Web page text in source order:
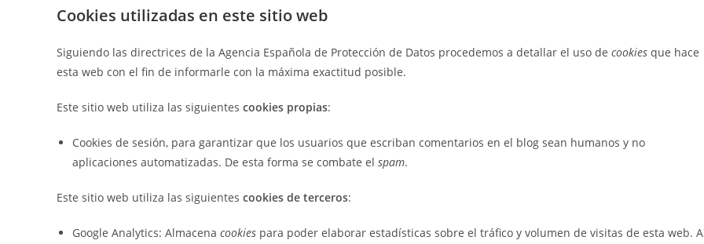
Cookies utilizadas en este sitio web
Siguiendo las directrices de la Agencia Española de Protección de Datos procedemos a detallar el uso de cookies que hace
esta web con el fin de informarle con la máxima exactitud posible.
Este sitio web utiliza las siguientes cookies propias:
Cookies de sesión, para garantizar que los usuarios que escriban comentarios en el blog sean humanos y no
aplicaciones automatizadas. De esta forma se combate el spam.
Este sitio web utiliza las siguientes cookies de terceros:
Google Analytics: Almacena cookies para poder elaborar estadísticas sobre el tráfico y volumen de visitas de esta web.